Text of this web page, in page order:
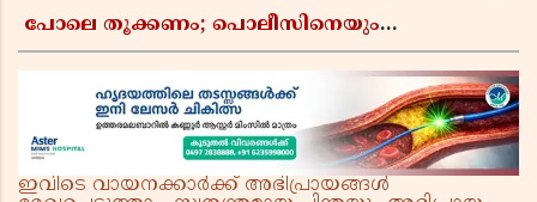
പോലെ തൂക്കണം; പൊലീസിനെയും
ജയരാജൻ
ഇവിടെ വായനക്കാർക്ക് അഭിപ്രായങ്ങൾ